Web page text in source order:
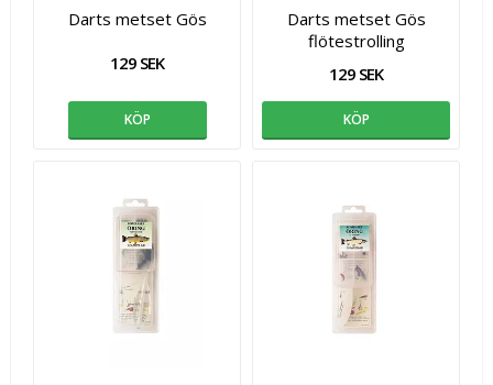
Darts metset Gös
129 SEK
KÖP
Darts metset Gös
flötestrolling
129 SEK
KÖP